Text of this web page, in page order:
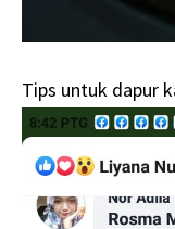
Tips untuk dapur